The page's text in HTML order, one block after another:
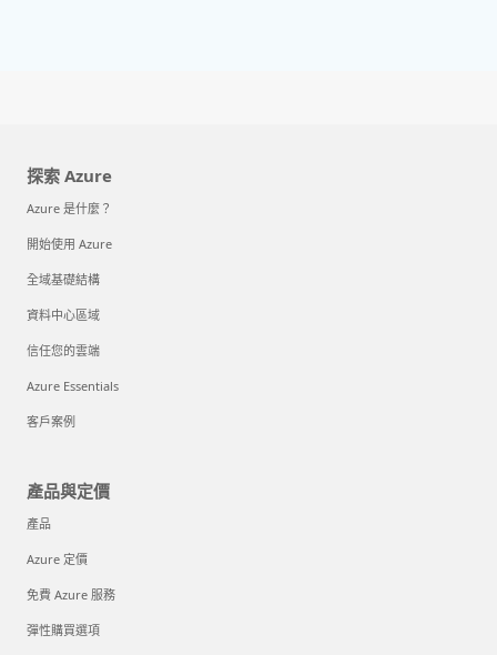
探索 Azure
Azure 是什麼？
開始使用 Azure
全域基礎結構
資料中心區域
信任您的雲端
Azure Essentials
客戶案例
產品與定價
產品
Azure 定價
免費 Azure 服務
彈性購買選項